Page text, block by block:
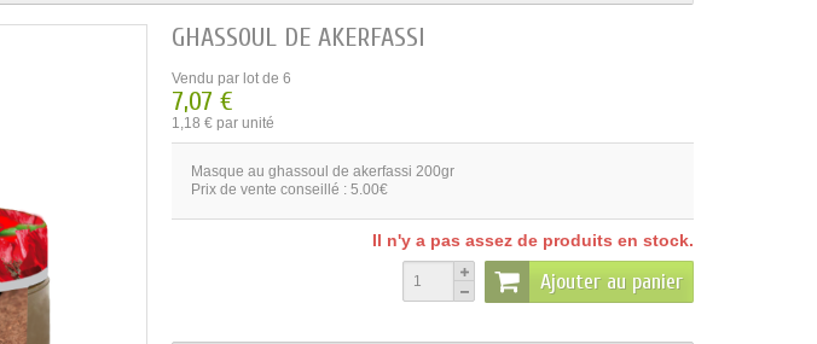
GHASSOUL DE AKERFASSI
Vendu par lot de 6
7,07 €
1,18 € par unité
Masque au ghassoul de akerfassi 200gr
Prix de vente conseillé : 5.00€
Il n'y a pas assez de produits en stock.
Ajouter au panier